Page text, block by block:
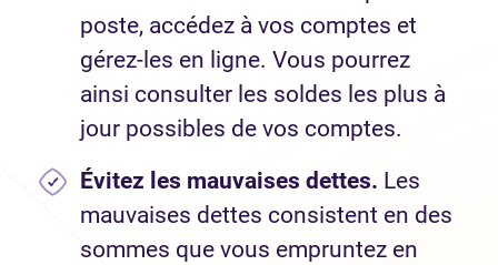
poste, accédez à vos comptes et
gérez-les en ligne. Vous pourrez
ainsi consulter les soldes les plus à
jour possibles de vos comptes.
Évitez les mauvaises dettes. Les
mauvaises dettes consistent en des
sommes que vous empruntez en